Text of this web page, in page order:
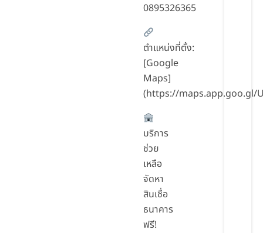
0895326365
ตำแหน่งที่ตั้ง:
[Google
Maps]
(https://maps.app.goo.gl/
บริการ
ช่วย
เหลือ
จัดหา
สินเชื่อ
ธนาคาร
ฟรี!